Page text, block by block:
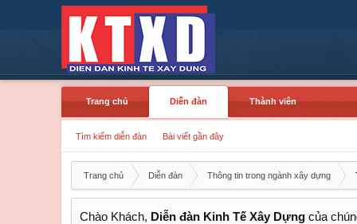
Trang chủ
Diễn đàn
Tìm kiếm diễn đàn Bài viết gần đây
Thành viên
Trang chủ Diễn đàn Thông tin trong ngành xây dựng
Chào Khách, Diễn đàn Kinh Tế Xây Dựng của